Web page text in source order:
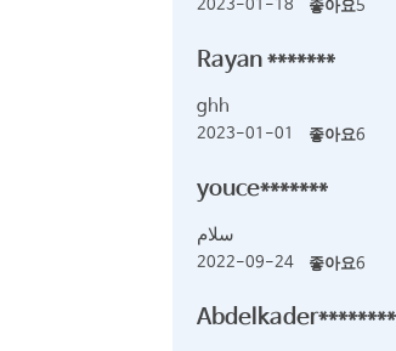
2023-01-18 좋아요5
Rayan *******
ghh
2023-01-01 좋아요6
youce*******
سلام
2022-09-24 좋아요6